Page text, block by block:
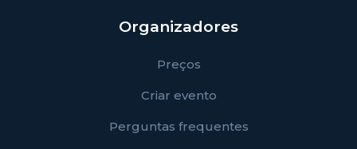
Organizadores
Preços
Criar evento
Perguntas frequentes